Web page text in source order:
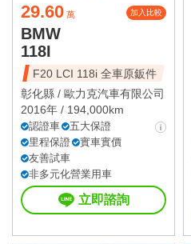
29.60 萬 加入比較
BMW
118I
F20 LCI 118i 全車原鈑件
彰化縣 / 歐力克汽車有限公司
2016年 / 194,000km
認證車
五大保證
里程保證
實車實價
友善試車
非多元化營業用車
立即諮詢